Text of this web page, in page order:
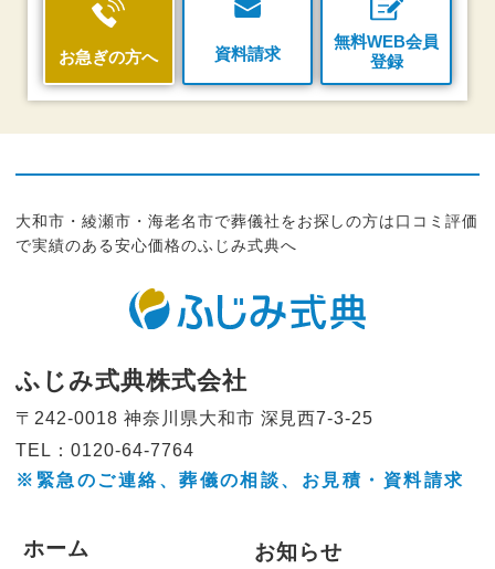
お急ぎの方へ 資料請求
無料WEB会員
登録
大和市・綾瀬市・海老名市で葬儀社をお探しの方は口コミ評価
で実績のある安心価格のふじみ式典へ
ふじみ式典株式会社
〒242-0018 神奈川県大和市 深見西7-3-25
TEL：0120-64-7764
※緊急のご連絡、葬儀の相談、 お見積・資料請求
ホーム お知らせ